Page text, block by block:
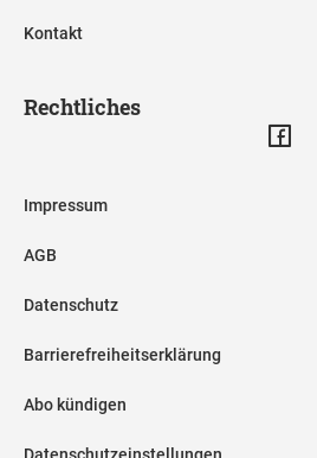
Kontakt
Rechtliches
Impressum
AGB
Datenschutz
Barrierefreiheitserklärung
Abo kündigen
Datenschutzeinstellungen